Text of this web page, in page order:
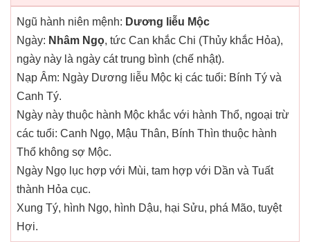
Ngũ hành niên mệnh: Dương liễu Mộc
Ngày: Nhâm Ngọ, tức Can khắc Chi (Thủy khắc Hỏa),
ngày này là ngày cát trung bình (chế nhật).
Nạp Âm: Ngày Dương liễu Mộc kị các tuổi: Bính Tý và
Canh Tý.
Ngày này thuộc hành Mộc khắc với hành Thổ, ngoại trừ
các tuổi: Canh Ngọ, Mậu Thân, Bính Thìn thuộc hành
Thổ không sợ Mộc.
Ngày Ngọ lục hợp với Mùi, tam hợp với Dần và Tuất
thành Hỏa cục.
Xung Tý, hình Ngọ, hình Dậu, hại Sửu, phá Mão, tuyệt
Hợi.